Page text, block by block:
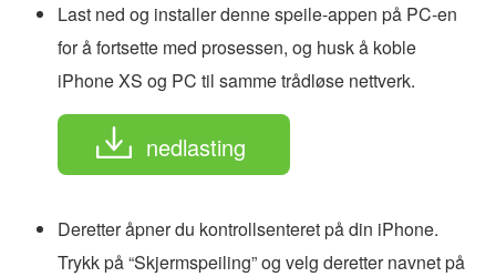
Last ned og installer denne speile-appen på PC-en
for å fortsette med prosessen, og husk å koble
iPhone XS og PC til samme trådløse nettverk.
nedlasting
Deretter åpner du kontrollsenteret på din iPhone.
Trykk på “Skjermspeiling” og velg deretter navnet på